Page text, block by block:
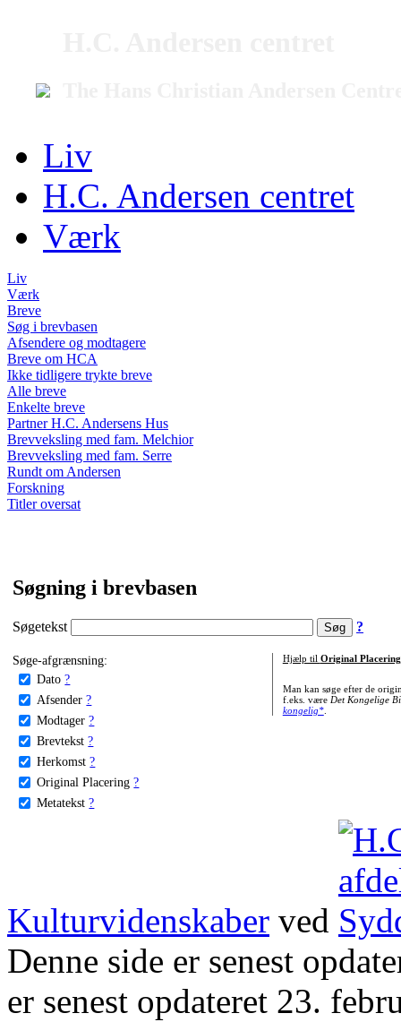
Liv
H.C. Andersen centret
Værk
Liv
Værk
Breve
Søg i brevbasen
Afsendere og modtagere
Breve om HCA
Ikke tidligere trykte breve
Alle breve
Enkelte breve
Partner H.C. Andersens Hus
Brevveksling med fam. Melchior
Brevveksling med fam. Serre
Rundt om Andersen
Forskning
Titler oversat
Søgning i brevbasen
Søgetekst ?
Søge-afgrænsning:
Dato ?
Afsender ?
Modtager ?
Brevtekst ?
Herkomst ?
Original Placering ?
Metatekst ?
Hjælp til Original Placering
Man kan søge efter de
f.eks. være Det Kongelige
kongelig*.
Kulturvidenskaber ved
Denne side er senest
er senest opdateret 23.